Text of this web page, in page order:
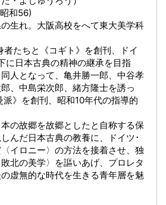
和56)
生れ。大阪高校をへて東大美学科
たちと《コギト》を創刊、ドイ
に日本古典の精神の継承を目指
人となって、亀井勝一郎、中谷孝
、中島栄次郎、緒方隆士を誘っ
》を創刊、昭和10年代の指導的
の故郷を故郷としたと自称する保
んだ日本古典の教養に、ドイツ･
イロニー〉の方法を接着させ、独
北の美学〉を謳いあげ、プロレタ
虚無的な時代を生きる青年層を魅